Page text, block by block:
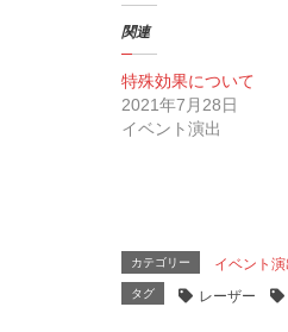
関連
特殊効果について
2021年7月28日
イベント演出
カテゴリー イベント演
タグ レーザー